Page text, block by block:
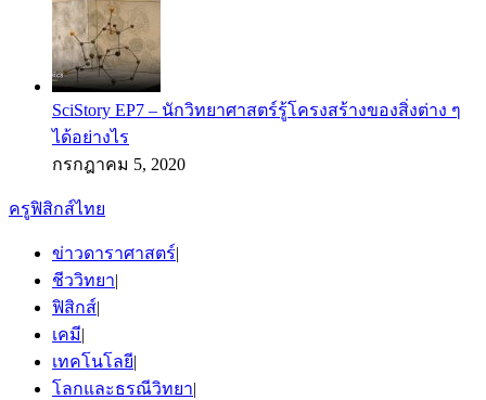
SciStory EP7 – นักวิทยาศาสตร์รู้โครงสร้างของสิ่งต่าง ๆ
ได้อย่างไร
กรกฎาคม 5, 2020
ครูฟิสิกส์ไทย
ข่าวดาราศาสตร์|
ชีววิทยา|
ฟิสิกส์|
เคมี|
เทคโนโลยี|
โลกและธรณีวิทยา|